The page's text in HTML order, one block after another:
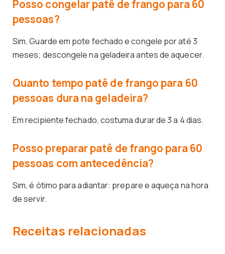
Posso congelar patê de frango para 60
pessoas?
Sim. Guarde em pote fechado e congele por até 3
meses; descongele na geladeira antes de aquecer.
Quanto tempo patê de frango para 60
pessoas dura na geladeira?
Em recipiente fechado, costuma durar de 3 a 4 dias.
Posso preparar patê de frango para 60
pessoas com antecedência?
Sim, é ótimo para adiantar: prepare e aqueça na hora
de servir.
Receitas relacionadas